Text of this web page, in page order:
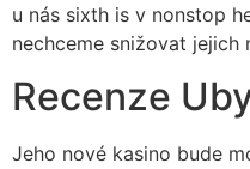
u nás sixth is v nonstop
nechceme snižovat jejich
Recenze
Jeho nové kasino bude